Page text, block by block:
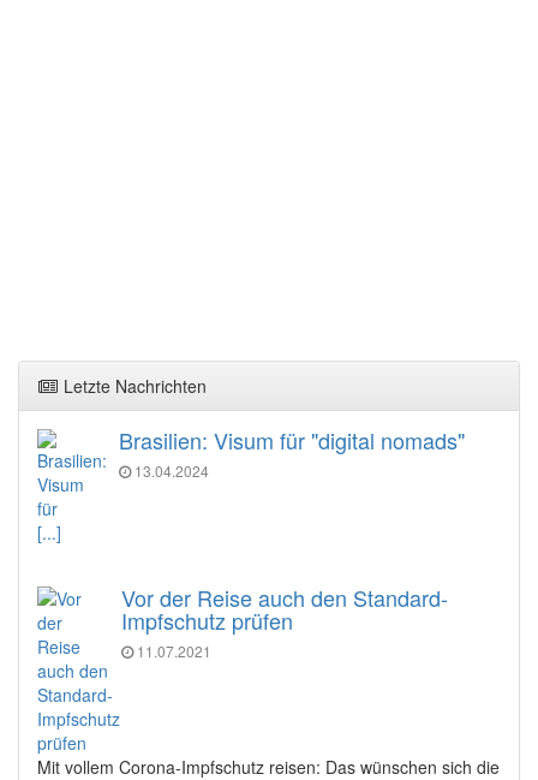
Letzte Nachrichten
Brasilien: Visum für "digital nomads"
13.04.2024
[...]
Vor der Reise auch den Standard-
Impfschutz prüfen
11.07.2021
Mit vollem Corona-Impfschutz reisen: Das wünschen sich die